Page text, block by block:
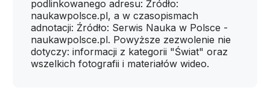
podlinkowanego adresu: Źródło:
naukawpolsce.pl, a w czasopismach
adnotacji: Źródło: Serwis Nauka w Polsce -
naukawpolsce.pl. Powyższe zezwolenie nie
dotyczy: informacji z kategorii "Świat" oraz
wszelkich fotografii i materiałów wideo.